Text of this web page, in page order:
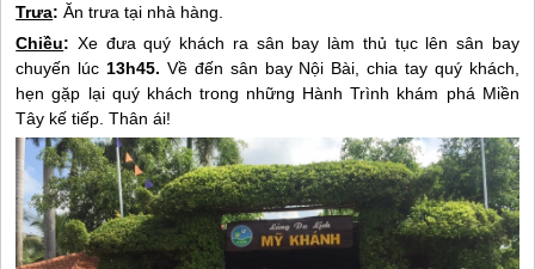
Trưa:Ăn trưa tại nhà hàng.
Chiều: Xe đưa quý khách ra sân bay làm thủ tục lên sân bay
chuyến lúc 13h45. Về đến sân bay Nội Bài, chia tay quý khách,
hẹn gặp lại quý khách trong những Hành Trình khám phá Miền
Tây kế tiếp. Thân ái!